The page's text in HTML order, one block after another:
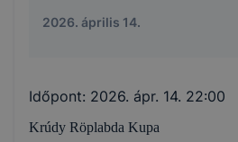
2026. április 14.
Időpont: 2026. ápr. 14. 22:00
Krúdy Röplabda Kupa